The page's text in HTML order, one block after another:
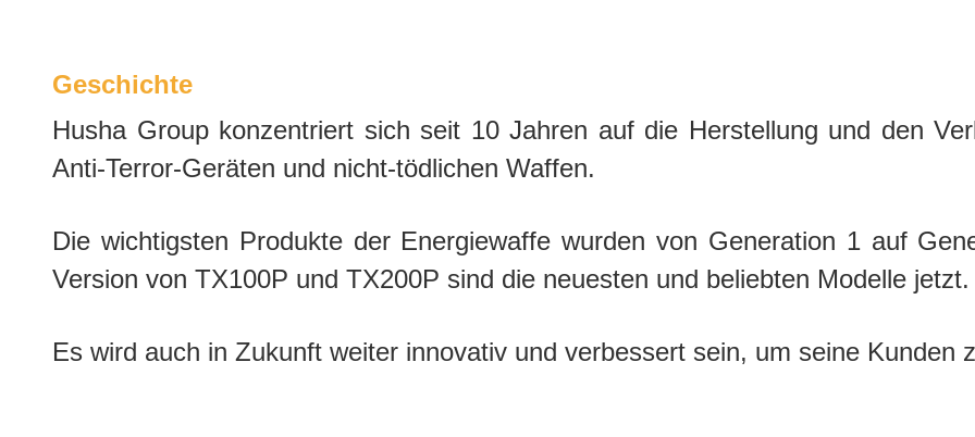
Geschichte
Husha Group konzentriert sich seit 10 Jahren auf die Herstellung und den
Anti-Terror-Geräten und nicht-tödlichen Waffen.
Die wichtigsten Produkte der Energiewaffe wurden von Generation 1 auf
Version von TX100P und TX200P sind die neuesten und beliebten Modelle jetzt.
Es wird auch in Zukunft weiter innovativ und verbessert sein, um seine Kunden